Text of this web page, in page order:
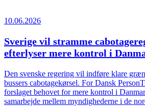
10.06.2026
Sverige vil stramme
efterlyser mere kontrol i
Den svenske regering vil indføre klare
bussers cabotagekørsel. For Dansk
forslaget behovet for mere kontrol i
samarbejde mellem myndighederne i de